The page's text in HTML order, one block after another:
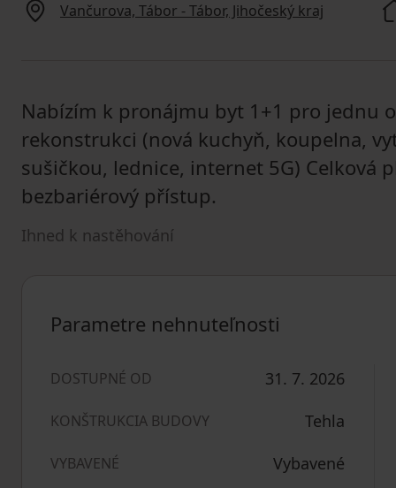
Vančurova, Tábor - Tábor, Jihočeský kraj
Nabízím k pronájmu byt 1+1 pro jednu
rekonstrukci (nová kuchyň, koupelna,
sušičkou, lednice, internet 5G) Celková
bezbariérový přístup.
Ihned k nastěhování
Parametre nehnuteľnosti
DOSTUPNÉ OD 31. 7. 2026
KONŠTRUKCIA BUDOVY Tehla
VYBAVENÉ Vybavené